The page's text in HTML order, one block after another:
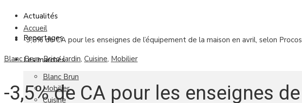
Actualités
Reportages
Les marchés
Blanc Brun
Mobilier
Cuisine
Accueil
-3,5% de CA pour les enseignes de l’équipement de la maison en avril, selon Procos
Blanc Brun,Brico Jardin, Cuisine, Mobilier
-3,5% de CA pour les enseignes de